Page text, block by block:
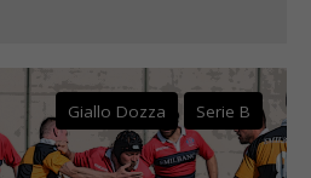
Giallo Dozza Serie B